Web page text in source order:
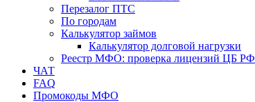
Перезалог ПТС
По городам
Калькулятор займов
Калькулятор долговой нагрузки
Реестр МФО: проверка лицензий ЦБ РФ
ЧАТ
FAQ
Промокоды МФО